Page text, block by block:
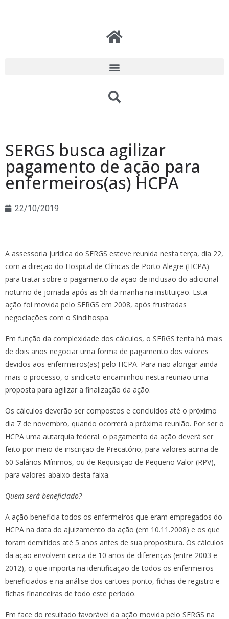
SERGS busca agilizar
pagamento de ação para
enfermeiros(as) HCPA
22/10/2019
A assessoria jurídica do SERGS esteve reunida nesta terça, dia 22,
com a direção do Hospital de Clínicas de Porto Alegre (HCPA)
para tratar sobre o pagamento da ação de inclusão do adicional
noturno de jornada após as 5h da manhã na instituição. Esta
ação foi movida pelo SERGS em 2008, após frustradas
negociações com o Sindihospa.
Em função da complexidade dos cálculos, o SERGS tenta há mais
de dois anos negociar uma forma de pagamento dos valores
devidos aos enfermeiros(as) pelo HCPA. Para não alongar ainda
mais o processo, o sindicato encaminhou nesta reunião uma
proposta para agilizar a finalização da ação.
Os cálculos deverão ser compostos e concluídos até o próximo
dia 7 de novembro, quando ocorrerá a próxima reunião. Por ser o
HCPA uma autarquia federal. o pagamento da ação deverá ser
feito por meio de inscrição de Precatório, para valores acima de
60 Salários Mínimos, ou de Requisição de Pequeno Valor (RPV),
para valores abaixo desta faixa.
Quem será beneficiado?
A ação beneficia todos os enfermeiros que eram empregados do
HCPA na data do ajuizamento da ação (em 10.11.2008) e os que
foram demitidos até 5 anos antes de sua propositura. Os cálculos
da ação envolvem cerca de 10 anos de diferenças (entre 2003 e
2012), o que importa na identificação de todos os enfermeiros
beneficiados e na análise dos cartões-ponto, fichas de registro e
fichas financeiras de todo este período.
Em face do resultado favorável da ação movida pelo SERGS na